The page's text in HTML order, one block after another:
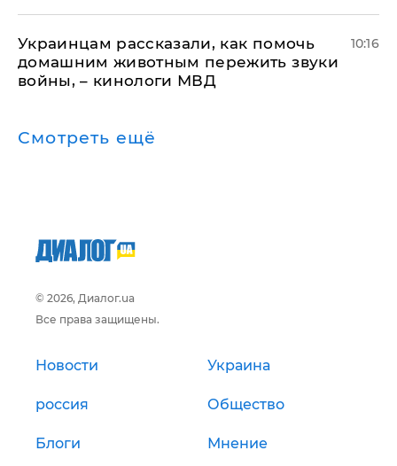
Украинцам рассказали, как помочь
домашним животным пережить звуки
войны, – кинологи МВД
10:16
Смотреть ещё
© 2026, Диалог.ua
Все права защищены.
Новости Украина
россия Общество
Блоги Мнение